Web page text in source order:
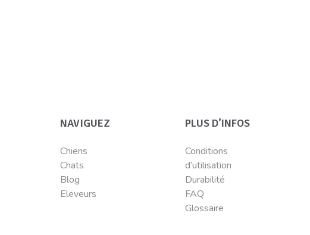
NAVIGUEZ
Chiens
Chats
Blog
Eleveurs
PLUS D’INFOS
Conditions
d’utilisation
Durabilité
FAQ
Glossaire